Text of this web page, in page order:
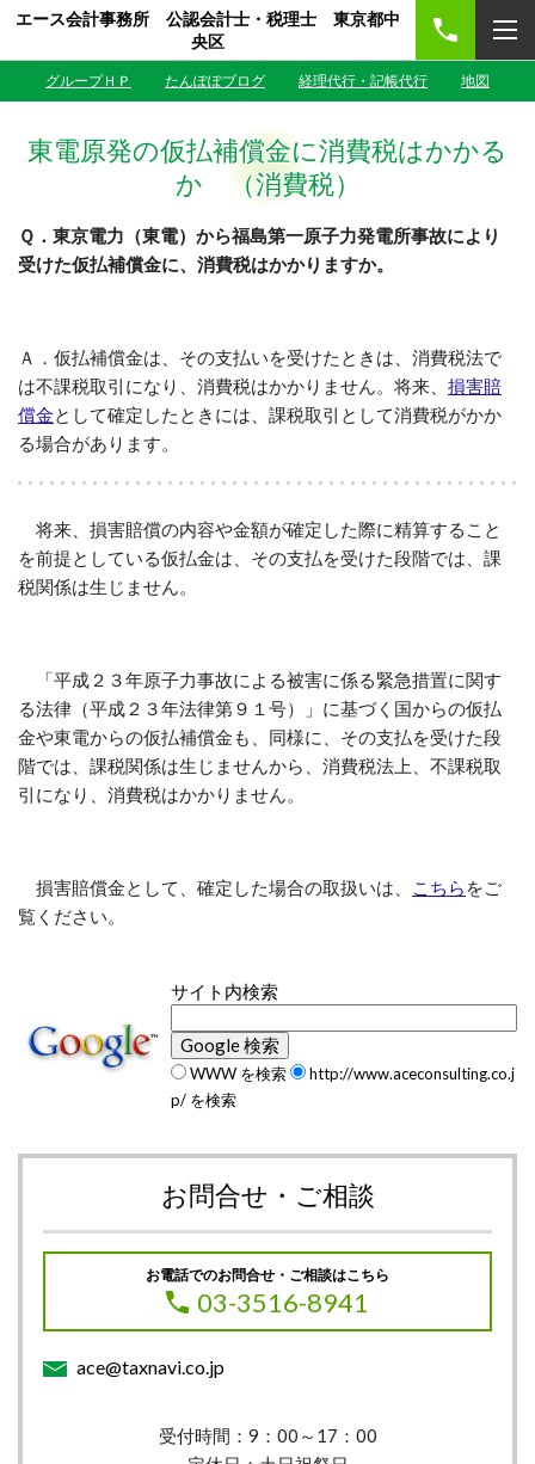
エース会計事務所 公認会計士・税理士 東京都中
央区
グループＨＰ たんぽぽブログ 経理代行・記帳代行 地図
東電原発の仮払補償金に消費税はかかる
か （消費税）
Ｑ．東京電力（東電）から福島第一原子力発電所事故により
受けた仮払補償金に、消費税はかかりますか。
Ａ．仮払補償金は、その支払いを受けたときは、消費税法で
は不課税取引になり、消費税はかかりません。将来、 損害賠
償金として確定したときには、課税取引として消費税がかか
る場合があります。
将来、損害賠償の内容や金額が確定した際に精算すること
を前提としている仮払金は、その支払を受けた段階では、課
税関係は生じません。
「平成２３年原子力事故による被害に係る緊急措置に関す
る法律（平成２３年法律第９１号）」に基づく国からの仮払
金や東電からの仮払補償金も、同様に、その支払を受けた段
階では、課税関係は生じませんから、消費税法上、不課税取
引になり、消費税はかかりません。
損害賠償金として、確定した場合の取扱いは、 こちら をご
覧ください。
サイト内検索
WWW を検索
http://www.aceconsulting.co.j
p/ を検索
お問合せ・ご相談
お電話でのお問合せ・ご相談はこちら
03-3516-8941
ace@taxnavi.co.jp
受付時間：9：00～17：00